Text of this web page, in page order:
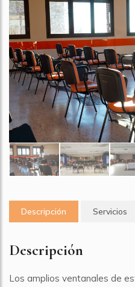
Descripción Servicios
Descripción
Los amplios ventanales de